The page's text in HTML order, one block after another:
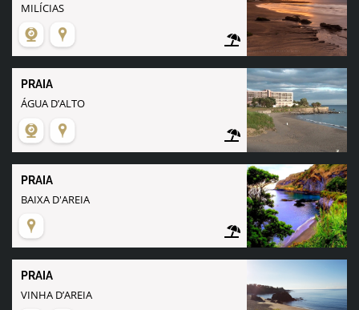
MILÍCIAS
PRAIA
ÁGUA D’ALTO
PRAIA
BAIXA D'AREIA
PRAIA
VINHA D’AREIA